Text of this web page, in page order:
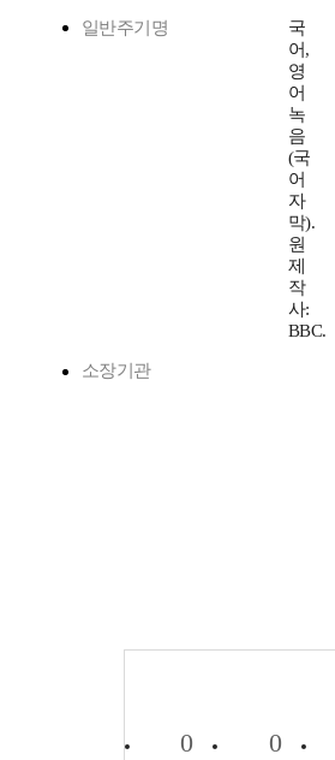
일반주기명
국
어,
영
어
녹
음
(국
어
자
막).
원
제
작
사:
BBC.
소장기관
0 0